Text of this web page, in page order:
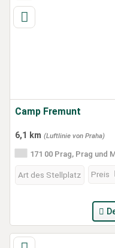
Camp Fremunt
6,1 km (Luftlinie von Praha)
171 00 Prag, Prag und
Art des Stellplatz Preis